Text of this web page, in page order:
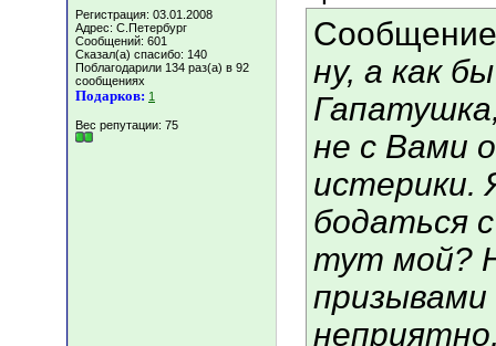
Регистрация: 03.01.2008
Адрес: C.Петербург
Сообщений: 601
Сказал(а) спасибо: 140
Поблагодарили 134 раз(а) в 92
сообщениях
Подарков: 1
Вес репутации: 75
ну, а как
не с Вами
истерики.
бодаться
тут мой?